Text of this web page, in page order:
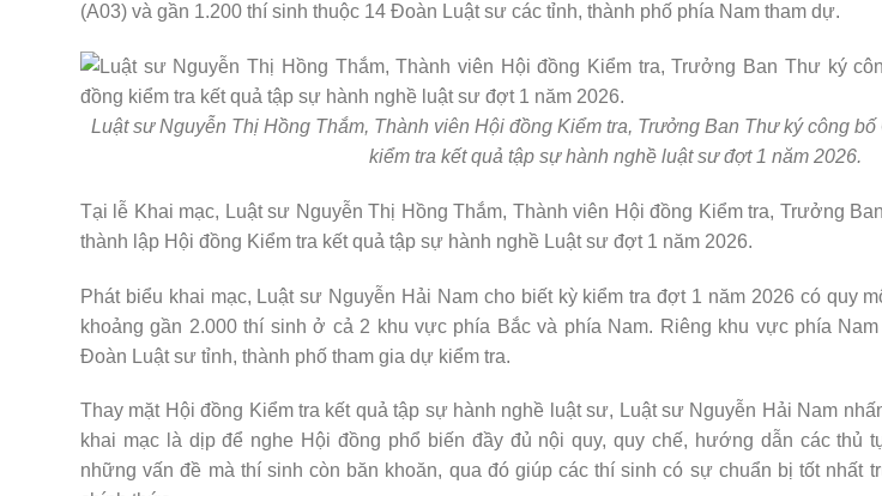
(A03) và gần 1.200 thí sinh thuộc 14 Đoàn Luật sư các tỉnh, thành phố phía Nam tham dự.
Luật sư Nguyễn Thị Hồng Thắm, Thành viên Hội đồng Kiểm tra, Trưởng Ban Thư ký công
kiểm tra kết quả tập sự hành nghề luật sư đợt 1 năm 2026.
Tại lễ Khai mạc, Luật sư Nguyễn Thị Hồng Thắm, Thành viên Hội đồng Kiểm tra, Trưởng
thành lập Hội đồng Kiểm tra kết quả tập sự hành nghề Luật sư đợt 1 năm 2026.
Phát biểu khai mạc, Luật sư Nguyễn Hải Nam cho biết kỳ kiểm tra đợt 1 năm 2026 có quy
khoảng gần 2.000 thí sinh ở cả 2 khu vực phía Bắc và phía Nam. Riêng khu vực phía
Đoàn Luật sư tỉnh, thành phố tham gia dự kiểm tra.
Thay mặt Hội đồng Kiểm tra kết quả tập sự hành nghề luật sư, Luật sư Nguyễn Hải Nam
khai mạc là dịp để nghe Hội đồng phổ biến đầy đủ nội quy, quy chế, hướng dẫn các thủ
những vấn đề mà thí sinh còn băn khoăn, qua đó giúp các thí sinh có sự chuẩn bị tốt nhất